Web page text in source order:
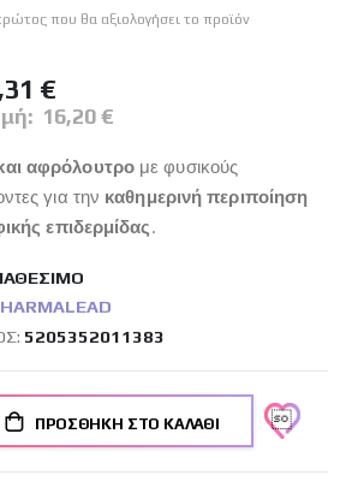
που θα αξιολογήσει το προϊόν
€
16,20 €
αφρόλουτρομε φυσικούς
για την καθημερινή περιποίηση
επιδερμίδας.
5205352011383
ΠΡΟΣΘΉΚΗ ΣΤΟ ΚΑΛΆΘΙ